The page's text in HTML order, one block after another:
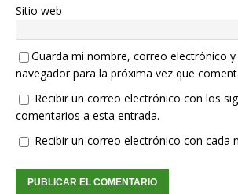
Sitio web
Guarda mi nombre, correo electrónico
navegador para la próxima vez que
Recibir un correo electrónico con los
comentarios a esta entrada.
Recibir un correo electrónico con cada